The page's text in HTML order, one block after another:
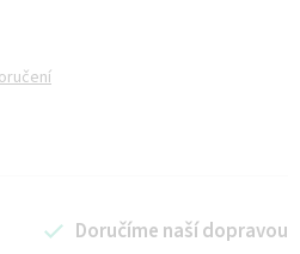
Doručíme naší dopravou